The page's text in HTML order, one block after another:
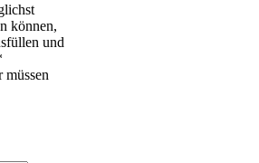
können,
und
müssen